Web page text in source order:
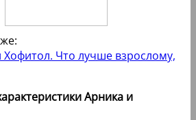
Что лучше взрослому,
Арника и